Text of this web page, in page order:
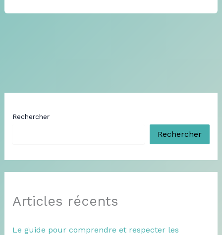
Rechercher
Rechercher
Articles récents
Le guide pour comprendre et respecter les